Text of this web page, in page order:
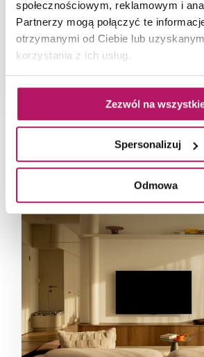
społecznościowym, reklamowym i
Partnerzy mogą połączyć te
otrzymanymi od Ciebie lub
korzystania z ich usług.
Zezwól na
Spersonalizuj
Odmowa
ZOBACZ PRODUKT
NAJNOWSZE ARTYKUŁY